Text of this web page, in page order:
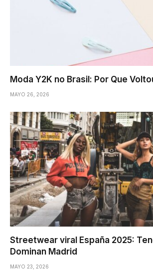
Moda Y2K no Brasil: Por Que
MAYO 26, 2026
Streetwear viral España 2025:
Dominan Madrid
MAYO 23, 2026